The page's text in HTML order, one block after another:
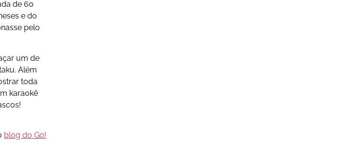
de 60
e do
pelo
um de
Além
toda
karaokê
blog do Go!